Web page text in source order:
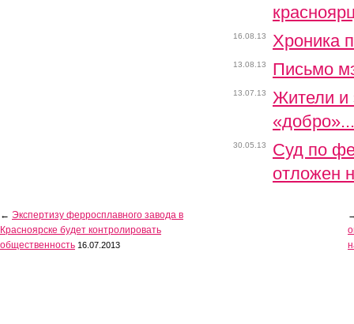
16.08.13 Хроника
13.08.13 Письмо
13.07.13
Жители и
«добро»...
30.05.13
Суд по
отложен
← Экспертизу ферросплавного завода в
Красноярске будет контролировать
общественность 16.07.2013